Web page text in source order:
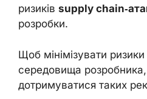
ризиків supply
розробки.
Щоб мінімізувати
середовища
дотримуватися таких